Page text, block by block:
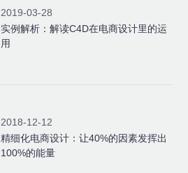
2019-03-28
实例解析：解读C4D在电商设计里的运
用
2018-12-12
精细化电商设计：让40%的因素发挥出
100%的能量